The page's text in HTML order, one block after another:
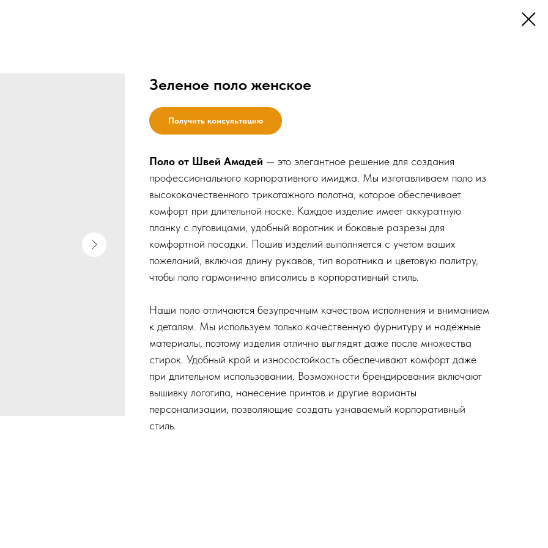
Зеленое поло женское
Получить консультацию
Поло от Швей Амадей — это элегантное решение для создания
профессионального корпоративного имиджа. Мы изготавливаем поло из
высококачественного трикотажного полотна, которое обеспечивает
комфорт при длительной носке. Каждое изделие имеет аккуратную
планку с пуговицами, удобный воротник и боковые разрезы для
комфортной посадки. Пошив изделий выполняется с учетом ваших
пожеланий, включая длину рукавов, тип воротника и цветовую палитру,
чтобы поло гармонично вписались в корпоративный стиль.
Наши поло отличаются безупречным качеством исполнения и вниманием
к деталям. Мы используем только качественную фурнитуру и надёжные
материалы, поэтому изделия отлично выглядят даже после множества
стирок. Удобный крой и износостойкость обеспечивают комфорт даже
при длительном использовании. Возможности брендирования включают
вышивку логотипа, нанесение принтов и другие варианты
персонализации, позволяющие создать узнаваемый корпоративный
стиль.